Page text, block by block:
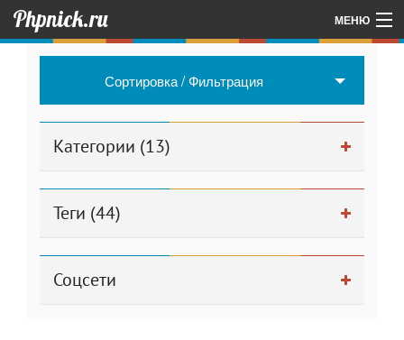
Phpnick.ru МЕНЮ
Главная
Сортировка / Фильтрация
Категории (13)
Теги (44)
Соцсети